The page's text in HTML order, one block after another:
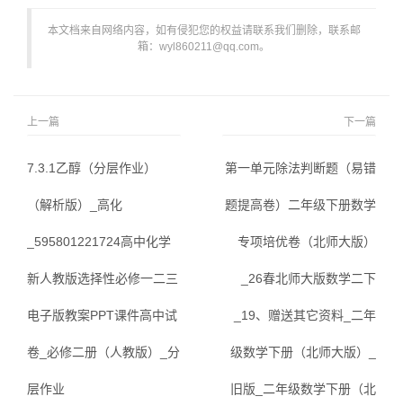
本文档来自网络内容，如有侵犯您的权益请联系我们删除，联系邮
箱：wyl860211@qq.com。
上一篇
7.3.1乙醇（分层作业）
（解析版）_高化
_595801221724高中化学
新人教版选择性必修一二三
电子版教案PPT课件高中试
卷_必修二册（人教版）_分
层作业
下一篇
第一单元除法判断题（易错
题提高卷）二年级下册数学
专项培优卷（北师大版）
_26春北师大版数学二下
_19、赠送其它资料_二年
级数学下册（北师大版）_
旧版_二年级数学下册（北